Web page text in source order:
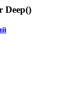
Deep()